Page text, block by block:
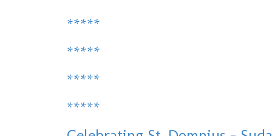
*****
*****
*****
*****